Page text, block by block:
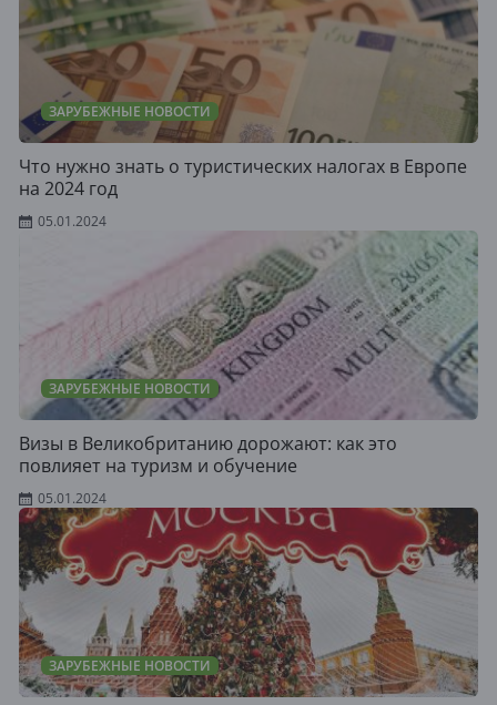
ЗАРУБЕЖНЫЕ НОВОСТИ
Что нужно знать о туристических налогах в Европе
на 2024 год
05.01.2024
ЗАРУБЕЖНЫЕ НОВОСТИ
Визы в Великобританию дорожают: как это
повлияет на туризм и обучение
05.01.2024
ЗАРУБЕЖНЫЕ НОВОСТИ